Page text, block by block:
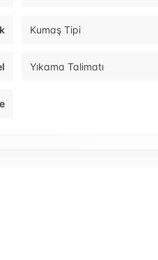
Kumaş Tipi
Yıkama Talimatı